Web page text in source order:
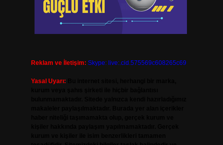
Reklam ve İletişim: Skype: live:.cid.575569c608265c69
Yasal Uyarı: